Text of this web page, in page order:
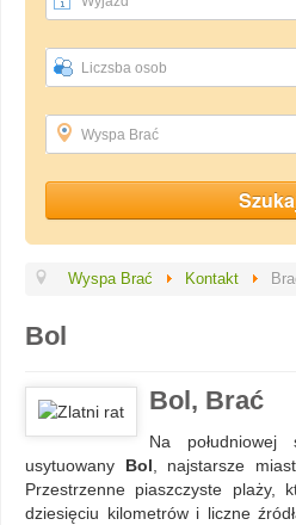
Liczsba osob
Wyspa Brać
Wyspa Brać Kontakt
Bol
Bol, Brać
Na południowej
usytuowany Bol , najstarsze
Przestrzenne piaszczyste plaży,
dziesięciu kilometrów i liczne